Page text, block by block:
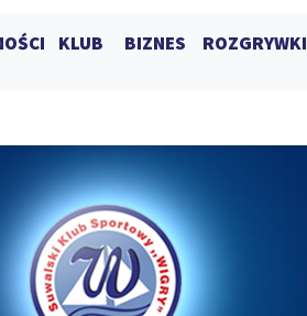
KLUB BIZNES ROZGRYWKI